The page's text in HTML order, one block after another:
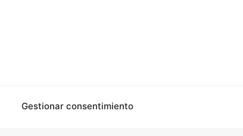
Gestionar consentimiento